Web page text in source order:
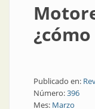
Publicado en:
Número:396
Mes: Marzo